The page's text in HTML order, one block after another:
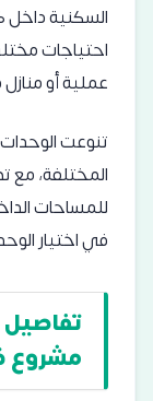
السكنية داخل
احتياجات
عملية أو
تنوعت
المختلفة، مع
للمساحات
في اختيار
مشروع